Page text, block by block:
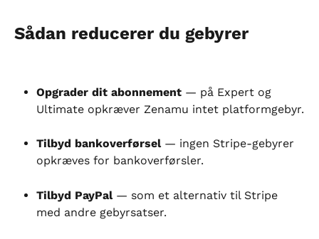
Sådan reducerer du gebyrer
Opgrader dit abonnement — på Expert og
Ultimate opkræver Zenamu intet platformgebyr.
Tilbyd bankoverførsel — ingen Stripe-gebyrer
opkræves for bankoverførsler.
Tilbyd PayPal — som et alternativ til Stripe
med andre gebyrsatser.